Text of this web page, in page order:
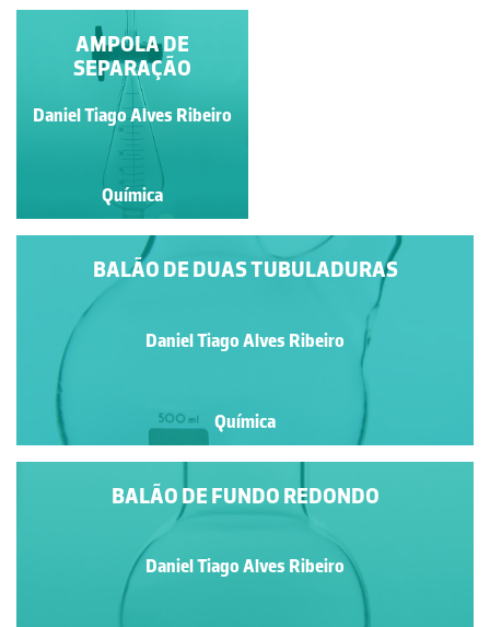
ALONGA
Daniel Tiago Alves Ribeiro
Química
AMPOLA DE
SEPARAÇÃO
Daniel Tiago Alves Ribeiro
Química
BALÃO DE DUAS TUBULADURAS
Daniel Tiago Alves Ribeiro
Química
BALÃO DE FUNDO REDONDO
Daniel Tiago Alves Ribeiro